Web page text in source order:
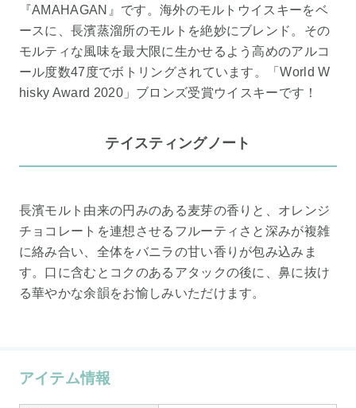
『AMAHAGAN』です。海外のモルトウイスキーをベ
ースに、長濱蒸溜所のモルトを絶妙にブレンド。その
モルティな風味を最大限に生かせるよう高めのアルコ
ール度数47度でボトリングされています。「World W
hisky Award 2020」ブロンズ受賞ウイスキーです！
テイスティングノート
長濱モルト由来の円みのある麦芽の香りと、オレンジ
チョコレートを連想させるフルーティさと深みが複雑
に絡み合い、全体をバニラの甘い香りが包み込みま
す。口に含むとコクのあるアタックの後に、鼻に抜け
る華やかな余韻をお愉しみいただけます。
アイテム情報